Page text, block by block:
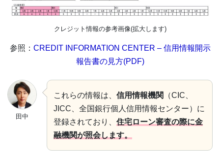
クレジット情報の参考画像(拡大します)
参照： CREDIT INFORMATION CENTER – 信用情報開示
報告書の見方(PDF)
田中
これらの情報は、 信用情報機関
（CIC、
JICC、全国銀行個人信用情報センター）に
登録されており、 住宅ローン審査の際に金
融機関が照会します。